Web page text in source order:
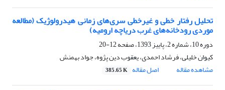
تحلیل رفتار خطی و غیرخطی سری‌های زمانی هیدرولوژیک (مطالعه
موردی رودخانه‌های غرب دریاچه ارومیه)
دوره 10، شماره 2، پاییز 1393، صفحه
12-20
کیوان خلیلی، فرشاد احمدی، یعقوب دین پژوه، جواد بهمنش
مشاهده مقاله
اصل مقاله 385.65 K